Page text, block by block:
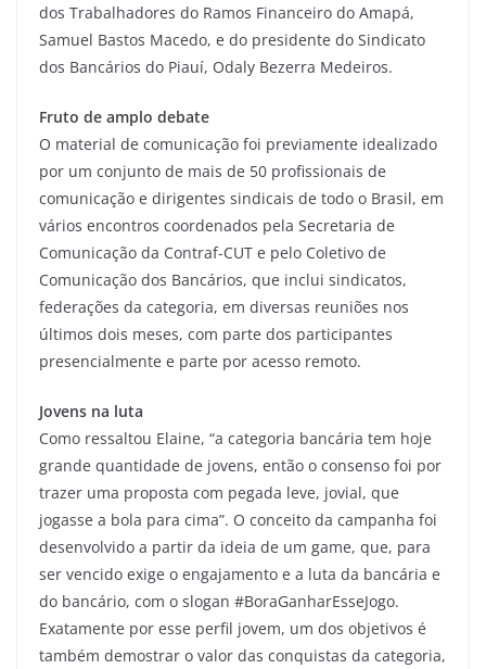
dos Trabalhadores do Ramos Financeiro do Amapá,
Samuel Bastos Macedo, e do presidente do Sindicato
dos Bancários do Piauí, Odaly Bezerra Medeiros.
Fruto de amplo debate
O material de comunicação foi previamente idealizado
por um conjunto de mais de 50 profissionais de
comunicação e dirigentes sindicais de todo o Brasil, em
vários encontros coordenados pela Secretaria de
Comunicação da Contraf-CUT e pelo Coletivo de
Comunicação dos Bancários, que inclui sindicatos,
federações da categoria, em diversas reuniões nos
últimos dois meses, com parte dos participantes
presencialmente e parte por acesso remoto.
Jovens na luta
Como ressaltou Elaine, “a categoria bancária tem hoje
grande quantidade de jovens, então o consenso foi por
trazer uma proposta com pegada leve, jovial, que
jogasse a bola para cima”. O conceito da campanha foi
desenvolvido a partir da ideia de um game, que, para
ser vencido exige o engajamento e a luta da bancária e
do bancário, com o slogan #BoraGanharEsseJogo.
Exatamente por esse perfil jovem, um dos objetivos é
também demostrar o valor das conquistas da categoria,